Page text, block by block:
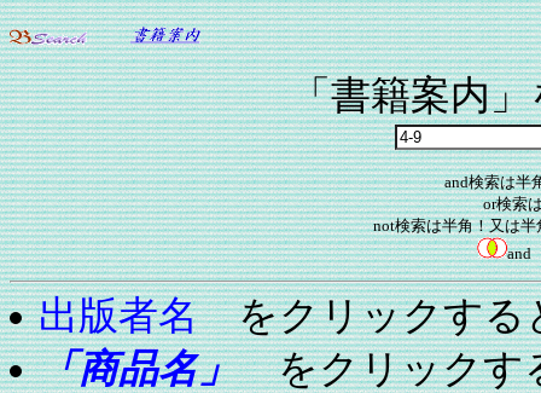
「書籍案内
and検索は半
or検索
not検索は半角！又は
出版者名をクリックする
「商品名」をクリックす